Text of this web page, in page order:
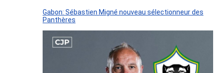
Gabon: Sébastien Migné nouveau sélectionneur des
Panthères